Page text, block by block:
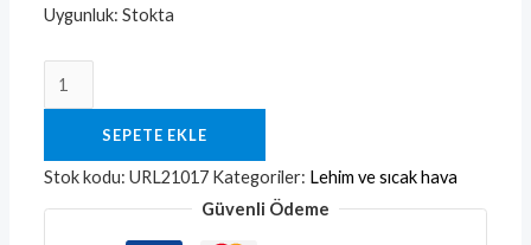
Uygunluk: Stokta
SEPETE EKLE
Stok kodu:URL21017 Kategoriler: Lehim ve sıcak hava
Güvenli Ödeme